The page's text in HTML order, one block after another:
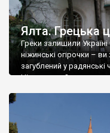
Ялта. Грецька
Греки залишили
ніжинські огірочки –
загублений у
Ніжин греки?